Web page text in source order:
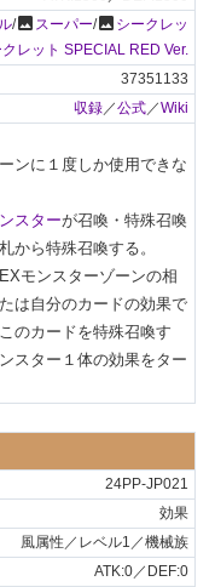
/photo スーパー/photo シークレッ
クレット SPECIAL RED Ver.
37351133
収録／公式／Wiki
ンに１度しか使用できな
スターが召喚・特殊召喚
から特殊召喚する。
モンスターゾーンの相
は自分のカードの効果で
のカードを特殊召喚す
スター１体の効果をター
24PP-JP021
効果
風属性／レベル1／機械族
ATK:0／DEF:0